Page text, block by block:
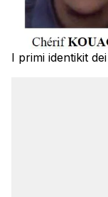
I primi identikit